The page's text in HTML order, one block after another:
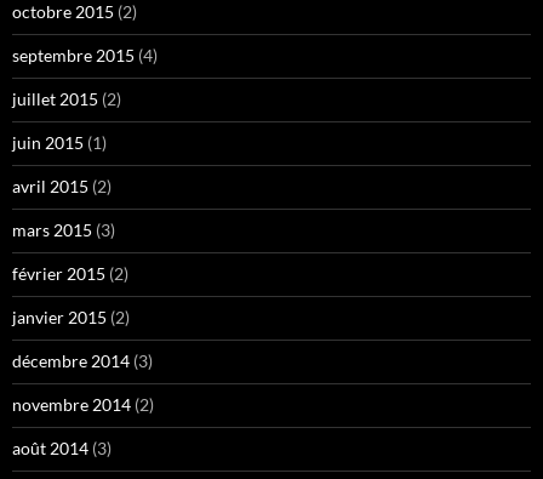
octobre 2015 (2)
septembre 2015 (4)
juillet 2015 (2)
juin 2015 (1)
avril 2015 (2)
mars 2015 (3)
février 2015 (2)
janvier 2015 (2)
décembre 2014 (3)
novembre 2014 (2)
août 2014 (3)